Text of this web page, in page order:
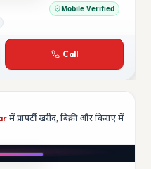
Mobile Verified
Call
में प्रापर्टी खरीद, बिक्री और किराए में